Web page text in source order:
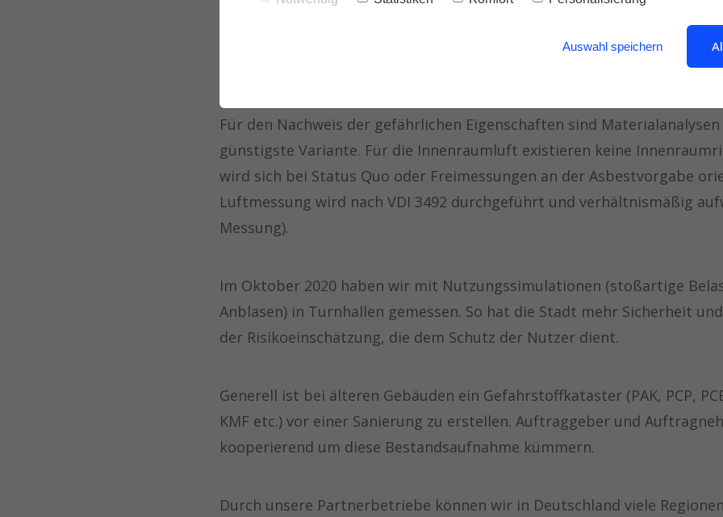
Das ändert sich allerdings bei Sanierungen oder falls keine
Rieselschutz besteht. Das ist häufiger der Fall bei Rohr- oder
Für den Nachweis der gefährlichen Eigenschaften sind
günstigste Variante. Für die Innenraumluft existieren keine
wird sich bei Status Quo oder Freimessungen an der Asbestvorgabe
Luftmessung wird nach VDI 3492 durchgeführt und verhältnismäßig
Messung).
Im Oktober 2020 haben wir mit Nutzungssimulationen (stoßartige
Anblasen) in Turnhallen gemessen. So hat die Stadt mehr Sicherheit
der Risikoeinschätzung, die dem Schutz der Nutzer dient.
Generell ist bei älteren Gebäuden ein Gefahrstoffkataster (PAK, PCP,
KMF etc.) vor einer Sanierung zu erstellen. Auftraggeber und
kooperierend um diese Bestandsaufnahme kümmern.
Durch unsere Partnerbetriebe können wir in Deutschland viele
Auswahl speichern